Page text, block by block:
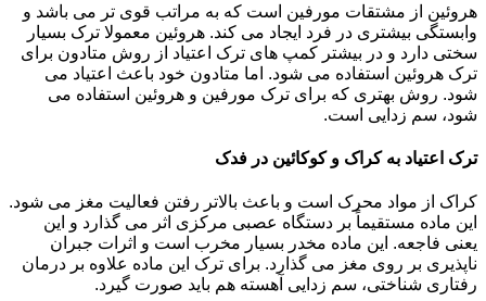
هروئین از مشتقات مورفین است که به مراتب قوی تر می باشد و
وابستگی بیشتری در فرد ایجاد می کند. هروئین معمولا ترک بسیار
سختی دارد و در بیشتر کمپ های ترک اعتیاد از روش متادون برای
ترک هروئین استفاده می شود. اما متادون خود باعث اعتیاد می
شود. روش بهتری که برای ترک مورفین و هروئین استفاده می
شود، سم زدایی است.
ترک اعتیاد به کراک و کوکائین در فدک
کراک از مواد محرک است و باعث بالاتر رفتن فعالیت مغز می شود.
این ماده مستقیماً بر دستگاه عصبی مرکزی اثر می گذارد و این
یعنی فاجعه. این ماده مخدر بسیار مخرب است و اثرات جبران
ناپذیری بر روی مغز می گذارد. برای ترک این ماده علاوه بر درمان
رفتاری شناختی، سم زدایی آهسته هم باید صورت گیرد.